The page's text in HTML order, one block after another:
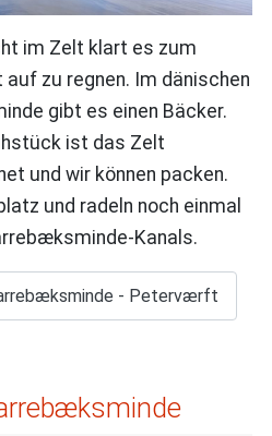
im Zelt klart es zum
zu regnen. Im dänischen
gibt es einen Bäcker.
ist das Zelt
und wir können packen.
und radeln noch einmal
Kanals.
- Peterværft